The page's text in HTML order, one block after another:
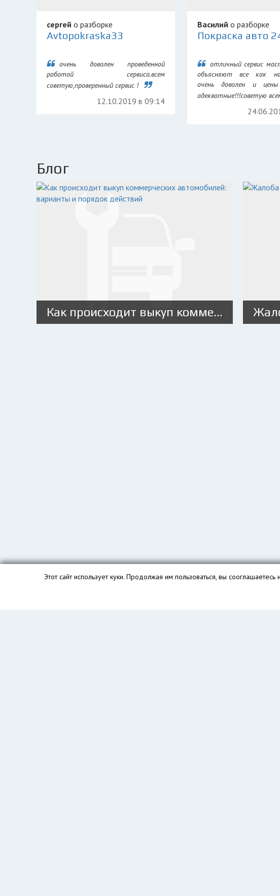
сергей о разборке
Avtopokraska33
очень доволен проведенной
работой сервиса.всем
советую,проверенный сервис !
12.10.2019 в 09:14
Василий о разборке
Покраска авто
отличный сервис
объясняют все как
очень доволен и
адекватные!!!советую
Блог
Как происходит выкуп коммерческих автомобилей: варианты и порядок действий
Этот сайт использует куки. Продолжая им пользоваться, вы